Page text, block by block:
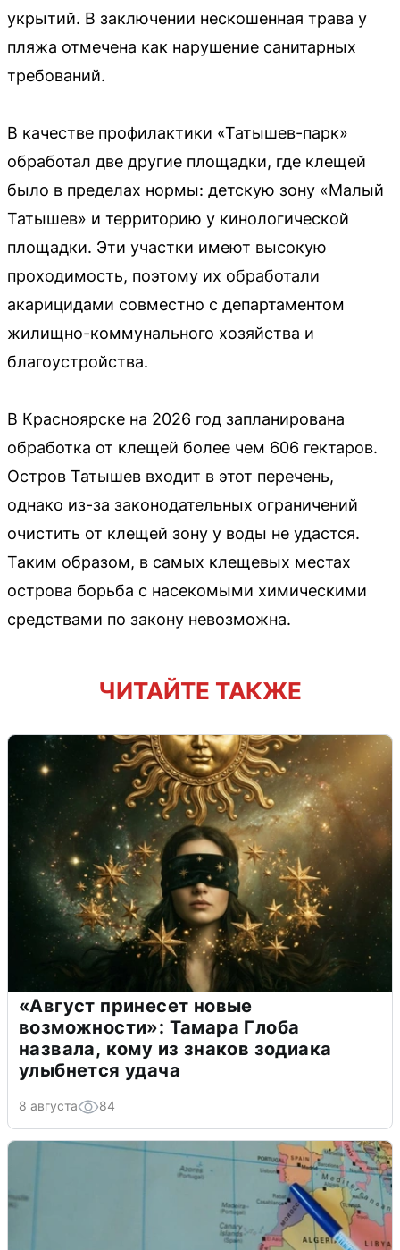
укрытий. В заключении нескошенная трава у
пляжа отмечена как нарушение санитарных
требований.
В качестве профилактики «Татышев-парк»
обработал две другие площадки, где клещей
было в пределах нормы: детскую зону «Малый
Татышев» и территорию у кинологической
площадки. Эти участки имеют высокую
проходимость, поэтому их обработали
акарицидами совместно с департаментом
жилищно-коммунального хозяйства и
благоустройства.
В Красноярске на 2026 год запланирована
обработка от клещей более чем 606 гектаров.
Остров Татышев входит в этот перечень,
однако из-за законодательных ограничений
очистить от клещей зону у воды не удастся.
Таким образом, в самых клещевых местах
острова борьба с насекомыми химическими
средствами по закону невозможна.
ЧИТАЙТЕ ТАКЖЕ
«Август принесет новые
возможности»: Тамара Глоба
назвала, кому из знаков зодиака
улыбнется удача
8 августа 84